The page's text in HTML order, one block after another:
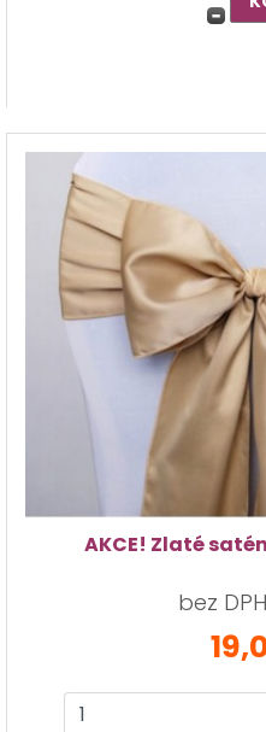
AKCE! Zlaté
bez